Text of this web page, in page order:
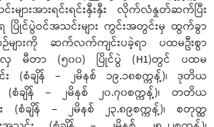
းများအားရင်းရင်းနှီးနှီး လိုက်လံနှုတ်ဆက်ပြီး
ြိုင်ပွဲဝင်အသင်းများ ကွင်းအတွင်းမှ ထွက်ခွာ
များကို ဆက်လက်ကျင်းပခဲ့ရာ ပထမဦးစွာ
ေ မီတာ (၅၀၀) ပြိုင်ပွဲ (H1)တွင် ပထမ
(စံချိန် – ၂မိနစ် ၁၉.၁၈စက္ကန့်)၊ ဒုတိယ
(စံချိန် – ၂မိနစ် ၂၀.၇၀စက္ကန့်)၊ တတိယ
(စံချိန် – ၂မိနစ် ၂၃.၈၉စက္ကန့်)၊ စတုတ္ထ